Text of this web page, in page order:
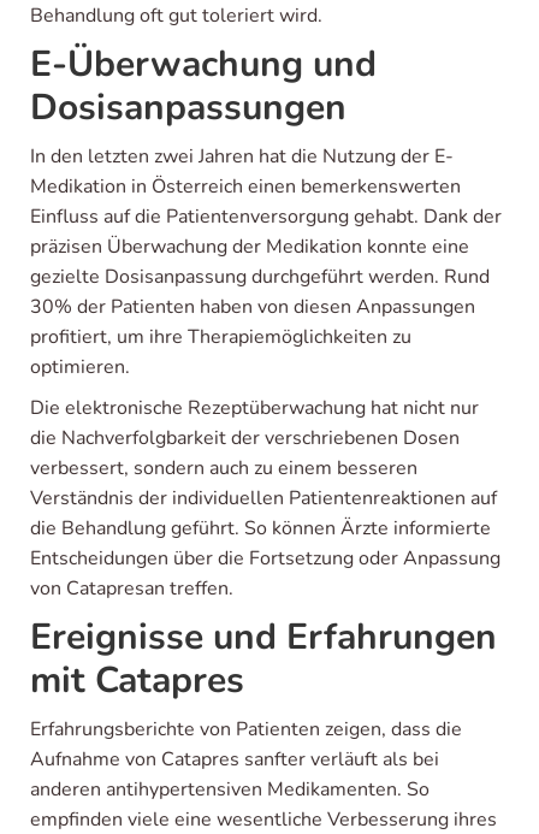
Behandlung oft gut toleriert wird.
E-Überwachung und
Dosisanpassungen
In den letzten zwei Jahren hat die Nutzung der E-
Medikation in Österreich einen bemerkenswerten
Einfluss auf die Patientenversorgung gehabt. Dank der
präzisen Überwachung der Medikation konnte eine
gezielte Dosisanpassung durchgeführt werden. Rund
30% der Patienten haben von diesen Anpassungen
profitiert, um ihre Therapiemöglichkeiten zu
optimieren.
Die elektronische Rezeptüberwachung hat nicht nur
die Nachverfolgbarkeit der verschriebenen Dosen
verbessert, sondern auch zu einem besseren
Verständnis der individuellen Patientenreaktionen auf
die Behandlung geführt. So können Ärzte informierte
Entscheidungen über die Fortsetzung oder Anpassung
von Catapresan treffen.
Ereignisse und Erfahrungen
mit Catapres
Erfahrungsberichte von Patienten zeigen, dass die
Aufnahme von Catapres sanfter verläuft als bei
anderen antihypertensiven Medikamenten. So
empfinden viele eine wesentliche Verbesserung ihres